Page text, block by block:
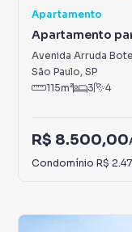
Apartamento
Apartamento
Avenida Arruda
São Paulo, SP
115m² 3 4
R$ 8.500,00
Condomínio R$